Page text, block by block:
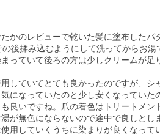
かのレビューで乾いた髪に塗布したパ
後揉み込むようにして洗ってからお湯
っていて後ろの方は少しクリームが足
していてとても良かったのですが、シ
になっていたのと少し安くなっていた
良いですね。爪の着色はトリートメン
が無色にならないので途中で良しとし
用していくうちに染まりが良くなって